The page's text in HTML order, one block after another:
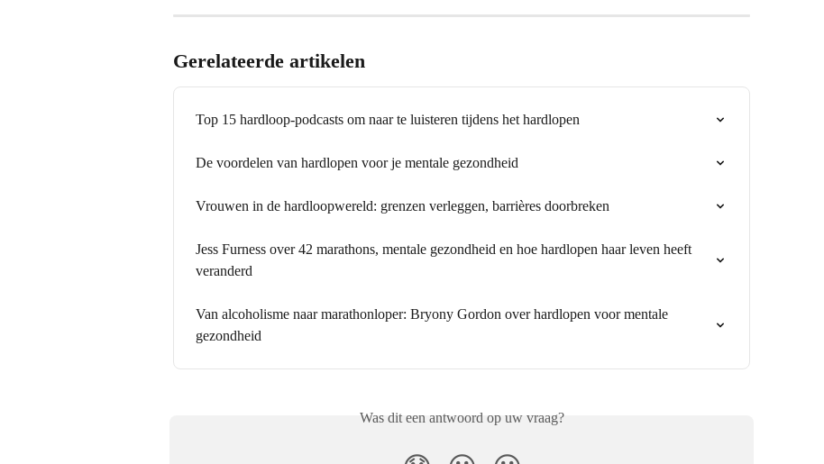
Gerelateerde artikelen
Top 15 hardloop-podcasts om naar te luisteren tijdens het hardlopen
De voordelen van hardlopen voor je mentale gezondheid
Vrouwen in de hardloopwereld: grenzen verleggen, barrières doorbreken
Jess Furness over 42 marathons, mentale gezondheid en hoe hardlopen haar leven heeft
veranderd
Van alcoholisme naar marathonloper: Bryony Gordon over hardlopen voor mentale
gezondheid
Was dit een antwoord op uw vraag?